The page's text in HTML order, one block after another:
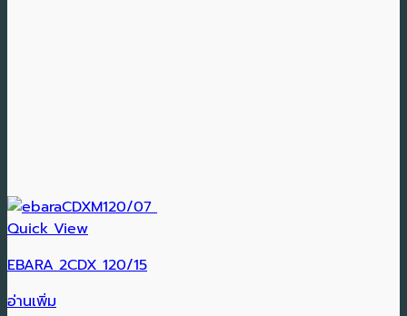
Quick View
EBARA 2CDX 120/15
อ่านเพิ่ม